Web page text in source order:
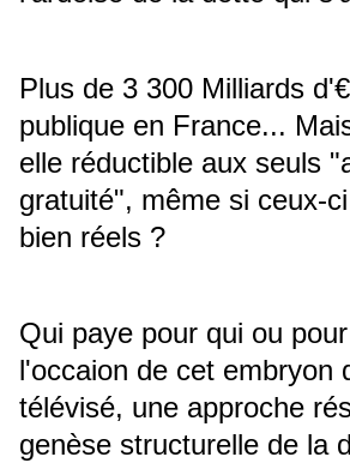
Plus de 3 300 Milliards
publique en France...
elle réductible aux seuls
gratuité", même si ceux-
bien réels ?
Qui paye pour qui ou
l'occaion de cet embryon
télévisé, une approche
genèse structurelle de la